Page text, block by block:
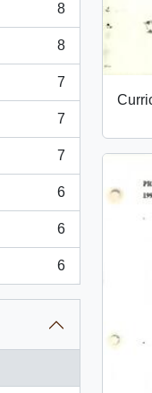
8
8
7
7
7
6
6
6